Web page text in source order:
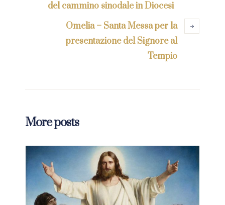
del cammino sinodale in Diocesi
Omelia – Santa Messa per la
presentazione del Signore al
Tempio
More posts